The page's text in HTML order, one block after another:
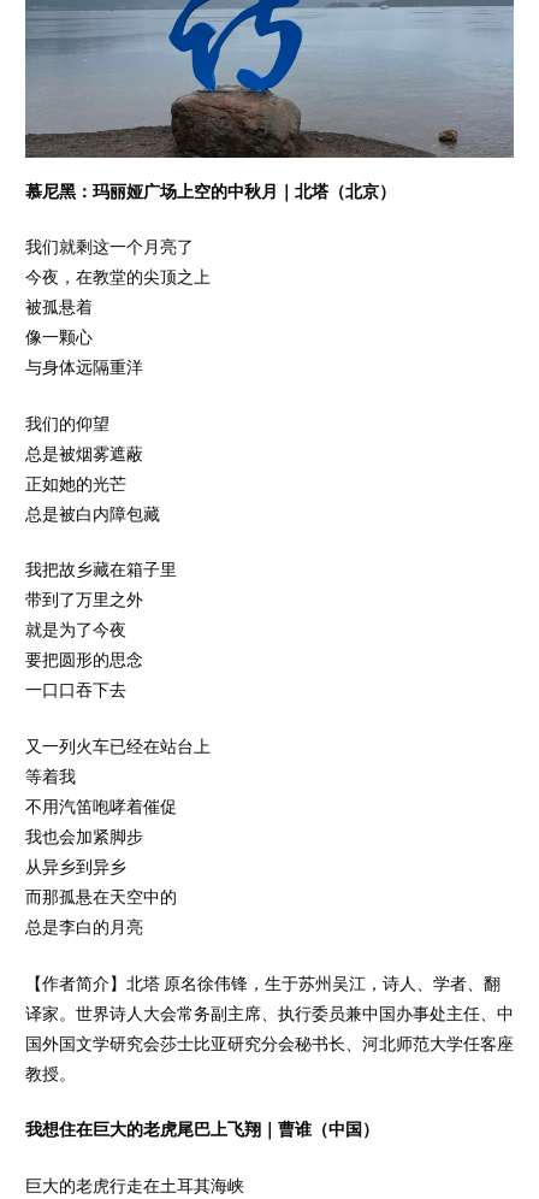
慕尼黑：玛丽娅广场上空的中秋月｜北塔（北京）
我们就剩这一个月亮了
今夜，在教堂的尖顶之上
被孤悬着
像一颗心
与身体远隔重洋
我们的仰望
总是被烟雾遮蔽
正如她的光芒
总是被白内障包藏
我把故乡藏在箱子里
带到了万里之外
就是为了今夜
要把圆形的思念
一口口吞下去
又一列火车已经在站台上
等着我
不用汽笛咆哮着催促
我也会加紧脚步
从异乡到异乡
而那孤悬在天空中的
总是李白的月亮
【作者简介】北塔 原名徐伟锋，生于苏州吴江，诗人、学者、翻
译家。世界诗人大会常务副主席、执行委员兼中国办事处主任、中
国外国文学研究会莎士比亚研究分会秘书长、河北师范大学任客座
教授。
我想住在巨大的老虎尾巴上飞翔｜ 曹谁（中国）
巨大的老虎行走在土耳其海峡